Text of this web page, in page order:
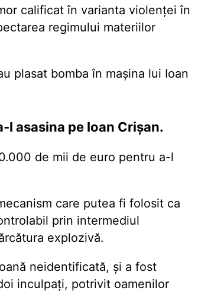
calificat în varianta violenței în
regimului materiilor
plasat bomba în mașina lui Ioan
asasina pe Ioan Crișan.
de mii de euro pentru a-l
care putea fi folosit ca
prin intermediul
explozivă.
neidentificată, și a fost
inculpați, potrivit oamenilor